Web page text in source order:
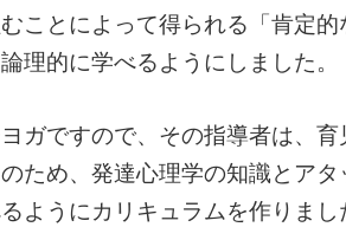
ことによって得られる「肯定的
理的に学べるようにしました。
ガですので、その指導者は、育
ため、発達心理学の知識とア
ようにカリキュラムを作りまし